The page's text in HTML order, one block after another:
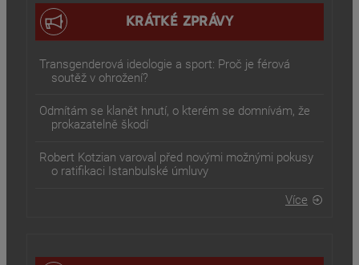
KRÁTKÉ ZPRÁVY
Transgenderová ideologie a sport: Proč je férová
soutěž v ohrožení?
Odmítám se klanět hnutí, o kterém se domnívám, že
prokazatelně škodí
Robert Kotzian varoval před novými možnými pokusy
o ratifikaci Istanbulské úmluvy
Více